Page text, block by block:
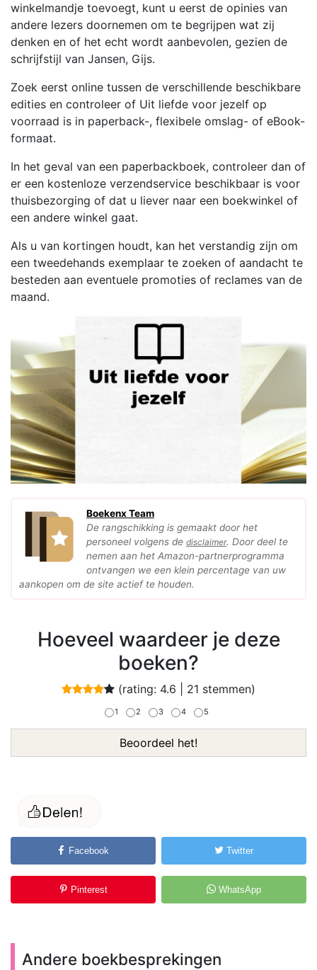
winkelmandje toevoegt, kunt u eerst de opinies van
andere lezers doornemen om te begrijpen wat zij
denken en of het echt wordt aanbevolen, gezien de
schrijfstijl van Jansen, Gijs.
Zoek eerst online tussen de verschillende beschikbare
edities en controleer of Uit liefde voor jezelf op
voorraad is in paperback-, flexibele omslag- of eBook-
formaat.
In het geval van een paperbackboek, controleer dan of
er een kostenloze verzendservice beschikbaar is voor
thuisbezorging of dat u liever naar een boekwinkel of
een andere winkel gaat.
Als u van kortingen houdt, kan het verstandig zijn om
een tweedehands exemplaar te zoeken of aandacht te
besteden aan eventuele promoties of reclames van de
maand.
Boekenx Team
De rangschikking is gemaakt door het
personeel volgens de disclaimer. Door deel te
nemen aan het Amazon-partnerprogramma
ontvangen we een klein percentage van uw
aankopen om de site actief te houden.
Hoeveel waardeer je deze
boeken?
(rating: 4.6 21 stemmen)
1 2 3 4 5
Beoordeel het!
Facebook Twitter
Pinterest WhatsApp
Andere boekbesprekingen